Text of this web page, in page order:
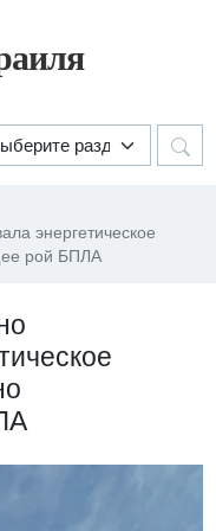
энергетическое
рой БПЛА